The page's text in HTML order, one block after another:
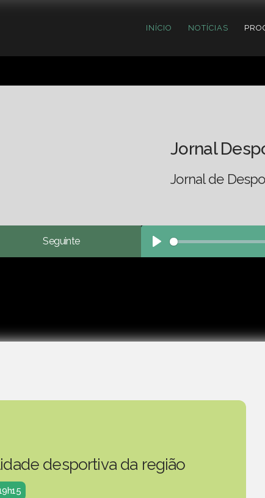
INÍCIO NOTÍCIAS
Jornal
Jornal de
Seguinte
Play
desportiva da região